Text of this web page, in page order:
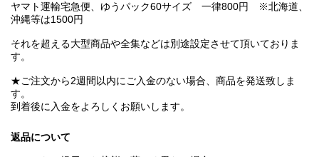
ヤマト運輸宅急便、ゆうパック60サイズ 一律800円 ※北海道、
沖縄等は1500円
それを超える大型商品や全集などは別途設定させて頂いておりま
す。
★ご注文から2週間以内にご入金のない場合、商品を発送致しま
す。
到着後に入金をよろしくお願いします。
返品について